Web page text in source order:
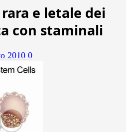
e letale dei
con staminali
2010 0